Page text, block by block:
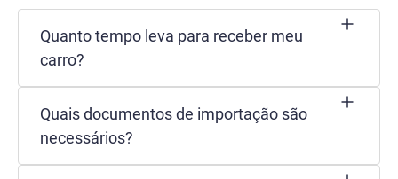
Quanto tempo leva para receber meu
carro?
Quais documentos de importação são
necessários?